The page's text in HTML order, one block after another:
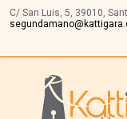
C/ San Luis, 5, 39010,